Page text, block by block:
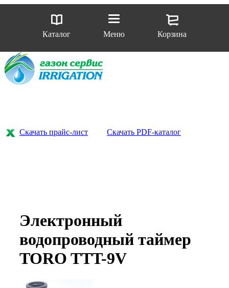
Каталог Меню Корзина
Скачать прайс-лист Скачать PDF-каталог
Электронный
водопроводный таймер
TORO TTT-9V